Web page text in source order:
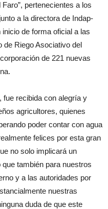
pertenecientes a los
a la directora de Indap-
de forma oficial a las
de Riego Asociativo del
de 221 nuevas
fue recibida con alegría y
agricultores, quienes
poder contar con agua
felices por esta gran
no solo implicará un
también para nuestros
y a las autoridades por
nuestras
duda de que este